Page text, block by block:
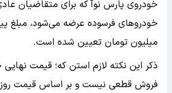
خودروی پارس نوآ که برای متقاضیان
میلیون تومان تعیین شده است.
ذکر این نکته لازم استن که؛ قیمت
فروش قطعی نیست و بر اساس قیمت روز